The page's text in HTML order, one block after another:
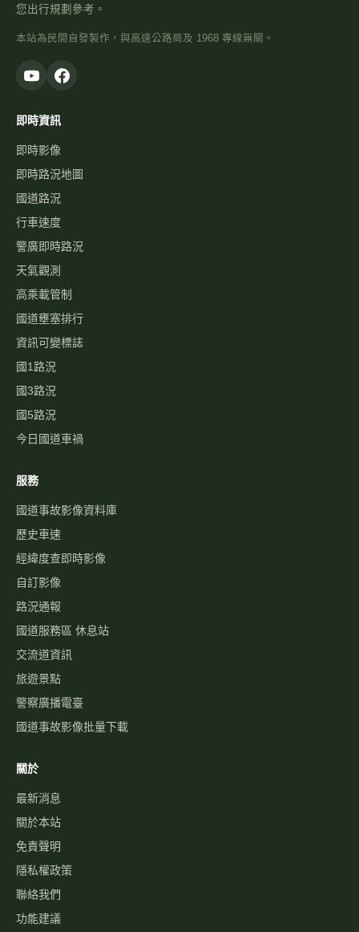
距離 3.2 公里
高速公路資訊網
國道與快速公路即時影像、路況，以及國道事故影像資料庫，提供
您出行規劃參考。
本站為民間自發製作，與高速公路局及 1968 專線無關。
即時資訊
即時影像
即時路況地圖
國道路況
警廣即時路況
天氣觀測
高乘載管制
國道壅塞排行
資訊可變標誌
國1路況
國3路況
國5路況
今日國道車禍
服務
歷史車速
經緯度查即時影像
自訂影像
路況通報
國道服務區 休息站
交流道資訊
旅遊景點